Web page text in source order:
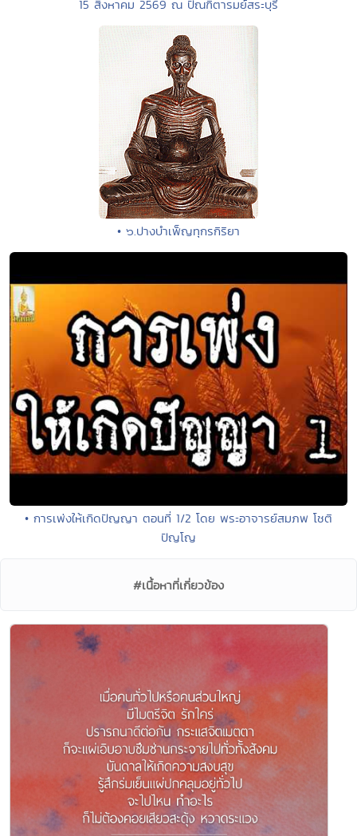
15 สิงหาคม 2569 ณ ปัณฑิตารมย์สระบุรี
• ๖.ปางบำเพ็ญทุกรกิริยา
• การเพ่งให้เกิดปัญญา ตอนที่ 1/2 โดย พระอาจารย์สมภพ โชติ
ปัญโญ
#เนื้อหาที่เกี่ยวข้อง